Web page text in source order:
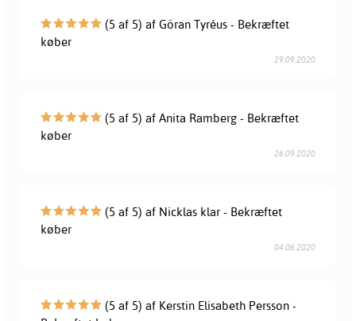
(5 af 5) af Göran Tyréus - Bekræftet
køber
29.09.2020
(5 af 5) af Anita Ramberg - Bekræftet
køber
26.09.2020
(5 af 5) af Nicklas klar - Bekræftet
køber
04.06.2020
(5 af 5) af Kerstin Elisabeth Persson -